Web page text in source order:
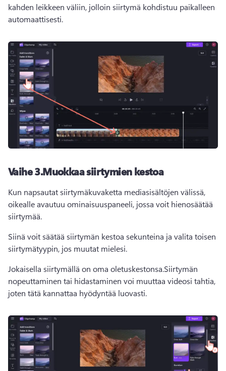
kahden leikkeen väliin, jolloin siirtymä kohdistuu paikalleen
automaattisesti.
Vaihe 3.Muokkaa siirtymien kestoa
Kun napsautat siirtymäkuvaketta mediasisältöjen välissä,
oikealle avautuu ominaisuuspaneeli, jossa voit hienosäätää
siirtymää.
Siinä voit säätää siirtymän kestoa sekunteina ja valita toisen
siirtymätyypin, jos muutat mielesi.
Jokaisella siirtymällä on oma oletuskestonsa.Siirtymän
nopeuttaminen tai hidastaminen voi muuttaa videosi tahtia,
joten tätä kannattaa hyödyntää luovasti.